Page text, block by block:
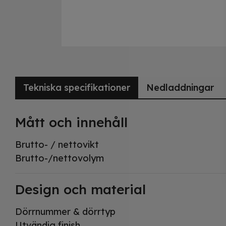
Tekniska specifikationer Nedladdningar
Mått och innehåll
Brutto- / nettovikt
Brutto-/nettovolym
Design och material
Dörrnummer & dörrtyp